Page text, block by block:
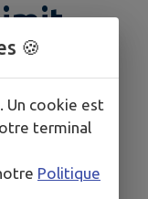
🍪
Un cookie est
terminal
Politique